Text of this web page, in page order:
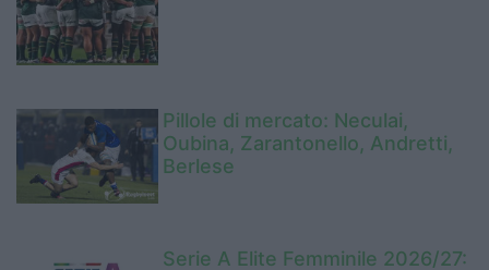
Pillole di mercato: Neculai,
Oubina, Zarantonello, Andretti,
Berlese
Serie A Elite Femminile 2026/27: